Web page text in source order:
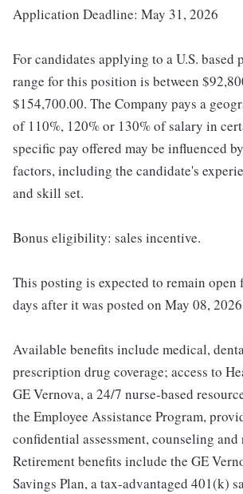
Application Deadline: May 31, 2026
For candidates applying to a U.S. based
range for this position is between
$154,700.00. The Company pays a
of 110%, 120% or 130% of salary in
specific pay offered may be influenced
factors, including the candidate's
and skill set.
Bonus eligibility: sales incentive.
This posting is expected to remain open
days after it was posted on May 08,
Available benefits include medical,
prescription drug coverage; access to
GE Vernova, a 24/7 nurse-based
the Employee Assistance Program,
confidential assessment, counseling
Retirement benefits include the GE
Savings Plan, a tax-advantaged 401(k)